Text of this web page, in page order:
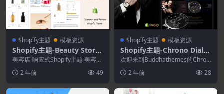
Shopify主题 模板资源
Shopify主题-Beauty Store-
化妆品.时尚Shopify主题
美容店-响应式Shopify主题 美容店
净，宜...
2 年前 49
Shopify主题 模板资源
Shopify主题-Chrono Dial–
观看Shopify主题
欢迎来到Buddhathemes的Chron
2 年前 28